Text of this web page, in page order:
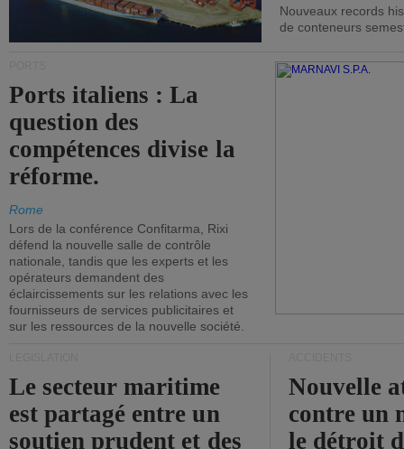
Nouveaux records
de conteneurs
Ports italiens : La
question des
compétences divise la
réforme.
Rome
Lors de la conférence Confitarma, Rixi
défend la nouvelle salle de contrôle
nationale, tandis que les experts et les
opérateurs demandent des
éclaircissements sur les relations avec les
fournisseurs de services publicitaires et
sur les ressources de la nouvelle société.
Le secteur maritime
est partagé entre un
soutien prudent et des
Nouvelle
contre un
le détroit